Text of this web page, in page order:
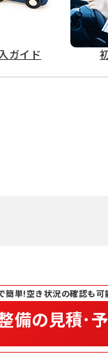
ガイド
簡単!空き状況の確認も可
備の見積･